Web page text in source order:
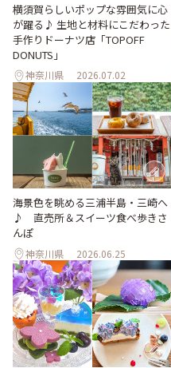
横須賀らしいポップな雰囲気に心
が躍る♪ 生地と材料にこだわった
手作りドーナツ店「TOPOFF
DONUTS」
神奈川県 2026.07.02
海景色を眺める三浦半島・三崎へ
♪ 直売所＆スイーツ食べ歩きさ
んぽ
神奈川県 2026.06.25